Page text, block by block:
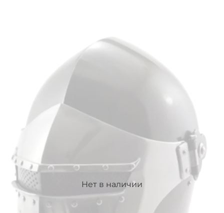
Нет в наличии